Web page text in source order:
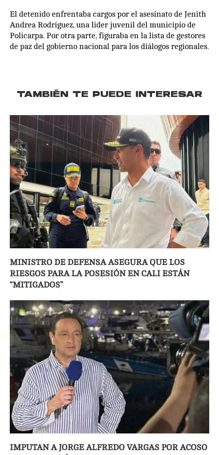
El detenido enfrentaba cargos por el asesinato de Jenith
Andrea Rodríguez, una líder juvenil del municipio de
Policarpa. Por otra parte, figuraba en la lista de gestores
de paz del gobierno nacional para los diálogos regionales.
TAMBIÉN TE PUEDE INTERESAR
MINISTRO DE DEFENSA ASEGURA QUE LOS
RIESGOS PARA LA POSESIÓN EN CALI ESTÁN
“MITIGADOS”
IMPUTAN A JORGE ALFREDO VARGAS POR ACOSO